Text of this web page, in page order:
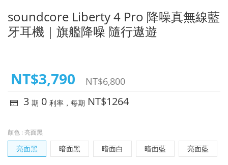
soundcore Liberty 4 Pro 降噪真無線藍
牙耳機｜旗艦降噪 隨行遨遊
NT$6,800
NT$3,790
3 期 0 利率，每期 NT$1264
顏色 : 亮面黑
亮面黑 暗面黑 暗面白 暗面藍 亮面藍